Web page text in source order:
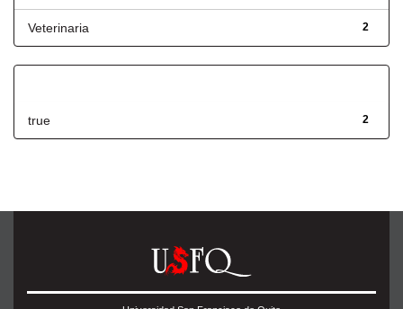
2
Veterinaria
2
true